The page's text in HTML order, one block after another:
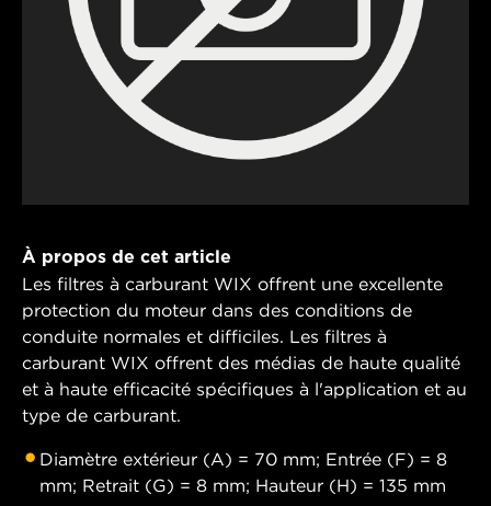
À propos de cet article
Les filtres à carburant WIX offrent une excellente
protection du moteur dans des conditions de
conduite normales et difficiles. Les filtres à
carburant WIX offrent des médias de haute qualité
et à haute efficacité spécifiques à l'application et au
type de carburant.
Diamètre extérieur (A) = 70 mm; Entrée (F) = 8
mm; Retrait (G) = 8 mm; Hauteur (H) = 135 mm